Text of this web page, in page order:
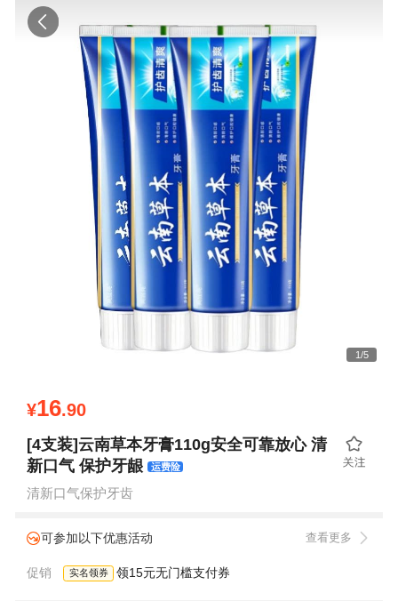
1/5
¥16.90
[4支装]云南草本牙膏110g安全可靠放心 清
新口气 保护牙龈 运费险
清新口气保护牙齿
可参加以下优惠活动 查看更多
促销 实名领券 领15元无门槛支付券